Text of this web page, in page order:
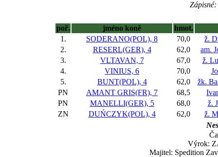
poř. jméno koně
hmot.
1.
SODERANO(POL), 8 70,0
ž.
2.
RESERL(GER), 4 62,0
am.
3.
VLTAVAN, 7 67,0
ž.
4.
VINIUS, 6 70,0
5.
BUNT(POL), 4 62,0
žk.
PN
AMANT GRIS(FR), 7 68,5
PN
MANELLI(GER), 5 68,0
ž.
ZN
DUŃCZYK(POL), 4 62,0
ž.
Výrok:
Majitel: Spedition